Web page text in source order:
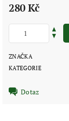
280 Kč
ZNAČKA
KATEGORIE
Dotaz